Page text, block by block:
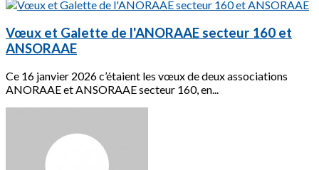
Vœux et Galette de l'ANORAAE secteur 160 et
ANSORAAE
Ce 16 janvier 2026 c’étaient les vœux de deux associations
ANORAAE et ANSORAAE secteur 160, en...